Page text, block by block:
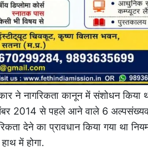
ने नागरिकता कानून में संशोधन किया
2014 से पहले आने वाले 6
देने का प्रावधान किया गया था
में होगा.